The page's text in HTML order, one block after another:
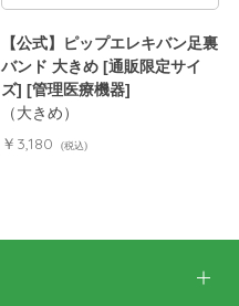
【公式】ピップエレキバン足裏
バンド 大きめ [通販限定サイ
ズ] [管理医療機器]
（大きめ）
￥3,180 (税込)